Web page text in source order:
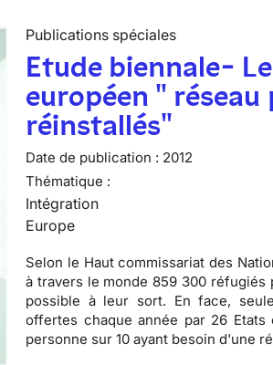
Publications spéciales
Etude biennale-
européen "
réinstallés"
Date de publication : 2012
Thématique :
Intégration
Europe
Selon le Haut commissariat des
à travers le monde 859 300
possible à leur sort. En face,
offertes chaque année par 26
personne sur 10 ayant besoin d'une